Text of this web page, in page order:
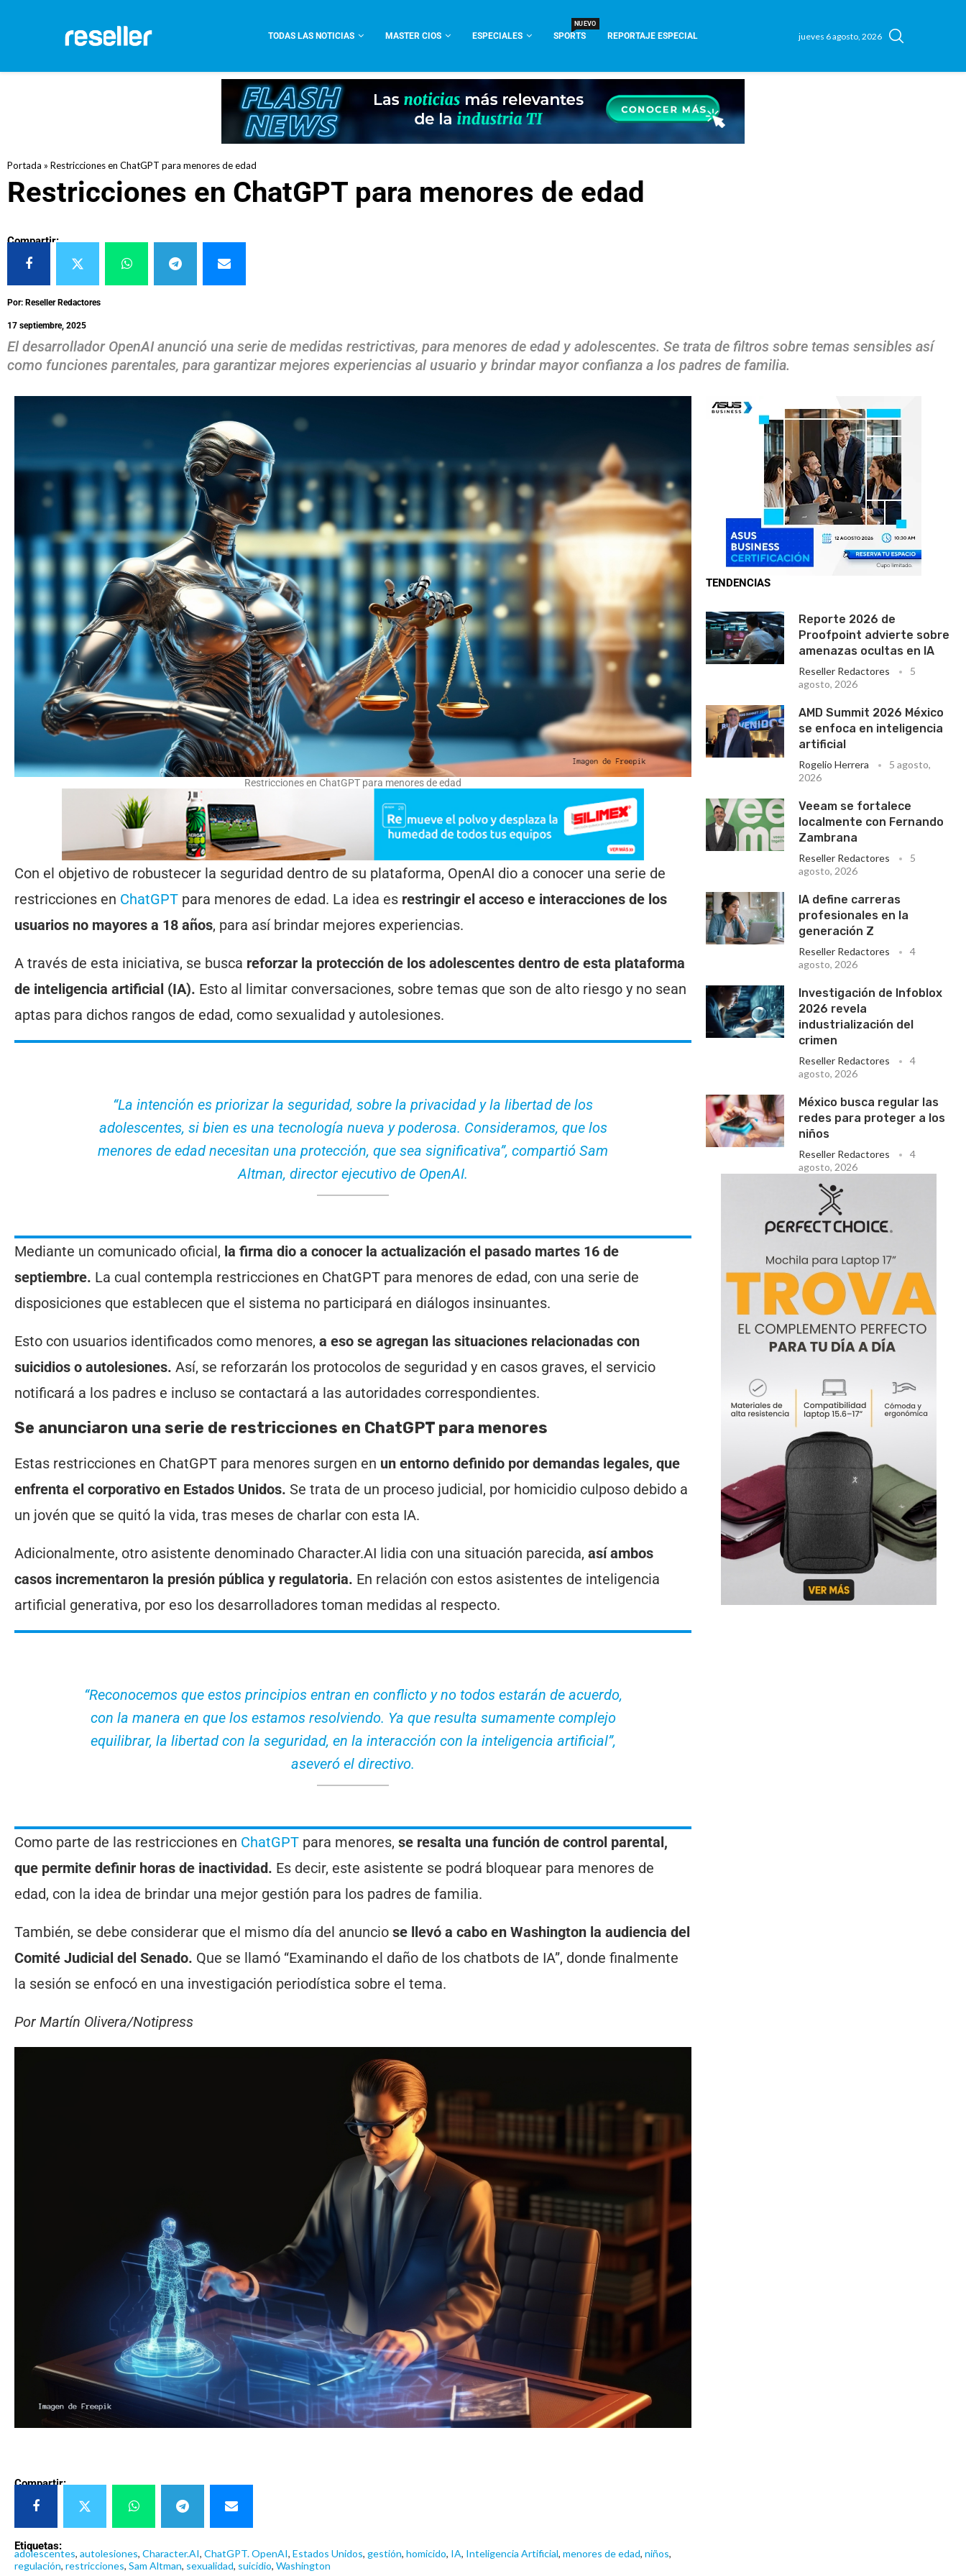
TODAS LAS NOTICIAS MASTER CIOS ESPECIALES SPORTS
NUEVO
REPORTAJE ESPECIAL jueves 6 agosto, 2026
Portada » Restricciones en ChatGPT para menores de edad
Restricciones en ChatGPT para menores de edad
Compartir:
Por: Reseller Redactores
17 septiembre, 2025
El desarrollador OpenAI anunció una serie de medidas restrictivas, para menores de edad y adolescentes. Se trata de filtros sobre temas sensibles así
como funciones parentales, para garantizar mejores experiencias al usuario y brindar mayor confianza a los padres de familia.
Restricciones en ChatGPT para menores de edad
Con el objetivo de robustecer la seguridad dentro de su plataforma, OpenAI dio a conocer una serie de
restricciones en ChatGPT para menores de edad. La idea es restringir el acceso e interacciones de los
usuarios no mayores a 18 años, para así brindar mejores experiencias.
A través de esta iniciativa, se busca reforzar la protección de los adolescentes dentro de esta plataforma
de inteligencia artificial (IA). Esto al limitar conversaciones, sobre temas que son de alto riesgo y no sean
aptas para dichos rangos de edad, como sexualidad y autolesiones.
“La intención es priorizar la seguridad, sobre la privacidad y la libertad de los
adolescentes, si bien es una tecnología nueva y poderosa. Consideramos, que los
menores de edad necesitan una protección, que sea significativa”, compartió Sam
Altman, director ejecutivo de OpenAI.
Mediante un comunicado oficial, la firma dio a conocer la actualización el pasado martes 16 de
septiembre. La cual contempla restricciones en ChatGPT para menores de edad, con una serie de
disposiciones que establecen que el sistema no participará en diálogos insinuantes.
Esto con usuarios identificados como menores, a eso se agregan las situaciones relacionadas con
suicidios o autolesiones. Así, se reforzarán los protocolos de seguridad y en casos graves, el servicio
notificará a los padres e incluso se contactará a las autoridades correspondientes.
Se anunciaron una serie de restricciones en ChatGPT para menores
Estas restricciones en ChatGPT para menores surgen en un entorno definido por demandas legales, que
enfrenta el corporativo en Estados Unidos. Se trata de un proceso judicial, por homicidio culposo debido a
un jovén que se quitó la vida, tras meses de charlar con esta IA.
Adicionalmente, otro asistente denominado Character.AI lidia con una situación parecida, así ambos
casos incrementaron la presión pública y regulatoria. En relación con estos asistentes de inteligencia
artificial generativa, por eso los desarrolladores toman medidas al respecto.
“Reconocemos que estos principios entran en conflicto y no todos estarán de acuerdo,
con la manera en que los estamos resolviendo. Ya que resulta sumamente complejo
equilibrar, la libertad con la seguridad, en la interacción con la inteligencia artificial”,
aseveró el directivo.
Como parte de las restricciones en ChatGPT para menores, se resalta una función de control parental,
que permite definir horas de inactividad. Es decir, este asistente se podrá bloquear para menores de
edad, con la idea de brindar una mejor gestión para los padres de familia.
También, se debe considerar que el mismo día del anuncio se llevó a cabo en Washington la audiencia del
Comité Judicial del Senado. Que se llamó “Examinando el daño de los chatbots de IA”, donde finalmente
la sesión se enfocó en una investigación periodística sobre el tema.
Por Martín Olivera/Notipress
Compartir:
Etiquetas:
adolescentes, autolesiones, Character.AI, ChatGPT. OpenAI, Estados Unidos, gestión, homicido, IA, Inteligencia Artificial, menores de edad, niños,
regulación, restricciones, Sam Altman, sexualidad, suicidio, Washington
TENDENCIAS
Reporte 2026 de
Proofpoint advierte sobre
amenazas ocultas en IA
Reseller Redactores
5
agosto, 2026
AMD Summit 2026 México
se enfoca en inteligencia
artificial
Rogelio Herrera
5 agosto,
2026
Veeam se fortalece
localmente con Fernando
Zambrana
Reseller Redactores
5
agosto, 2026
IA define carreras
profesionales en la
generación Z
Reseller Redactores
4
agosto, 2026
Investigación de Infoblox
2026 revela
industrialización del
crimen
Reseller Redactores
4
agosto, 2026
México busca regular las
redes para proteger a los
niños
Reseller Redactores
4
agosto, 2026